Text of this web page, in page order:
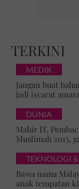
TERKINI
MEDIK
Jangan buat
jadi isyarat
DUNIA
Mahir IT,
Muslimah 2013,
merta
TEKNOLOGI
Bawa nama
anak tempatan